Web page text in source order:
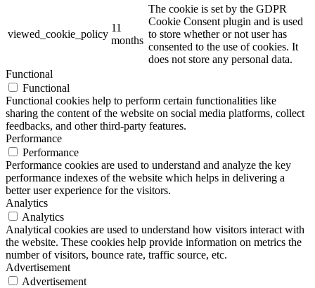
viewed_cookie_policy
11
months
The cookie is set by the GDPR
Cookie Consent plugin and is used
to store whether or not user has
consented to the use of cookies. It
does not store any personal data.
Functional
Functional
Functional cookies help to perform certain functionalities like
sharing the content of the website on social media platforms, collect
feedbacks, and other third-party features.
Performance
Performance
Performance cookies are used to understand and analyze the key
performance indexes of the website which helps in delivering a
better user experience for the visitors.
Analytics
Analytics
Analytical cookies are used to understand how visitors interact with
the website. These cookies help provide information on metrics the
number of visitors, bounce rate, traffic source, etc.
Advertisement
Advertisement